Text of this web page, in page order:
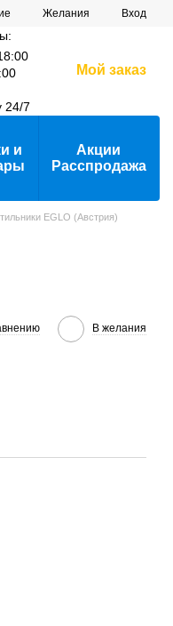
Желания Вход
24/7
Мой заказ
и
Акции
Расспродажа
EGLO (Австрия)
В желания